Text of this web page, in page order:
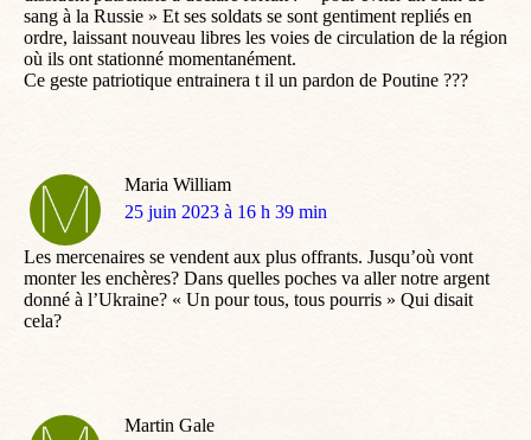
sang à la Russie » Et ses soldats se sont gentiment repliés en
ordre, laissant nouveau libres les voies de circulation de la région
où ils ont stationné momentanément.
Ce geste patriotique entrainera t il un pardon de Poutine ???
Maria William
dit
25 juin 2023 à 16 h 39 min
Les mercenaires se vendent aux plus offrants. Jusqu’où vont
monter les enchères? Dans quelles poches va aller notre argent
donné à l’Ukraine? « Un pour tous, tous pourris » Qui disait
cela?
Martin Gale